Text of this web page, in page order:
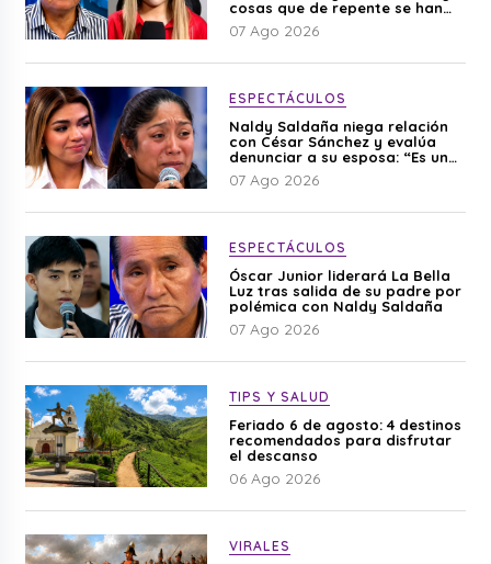
cosas que de repente se han
editado”
07 Ago 2026
ESPECTÁCULOS
Naldy Saldaña niega relación
con César Sánchez y evalúa
denunciar a su esposa: “Es una
difamación”
07 Ago 2026
ESPECTÁCULOS
Óscar Junior liderará La Bella
Luz tras salida de su padre por
polémica con Naldy Saldaña
07 Ago 2026
TIPS Y SALUD
Feriado 6 de agosto: 4 destinos
recomendados para disfrutar
el descanso
06 Ago 2026
VIRALES